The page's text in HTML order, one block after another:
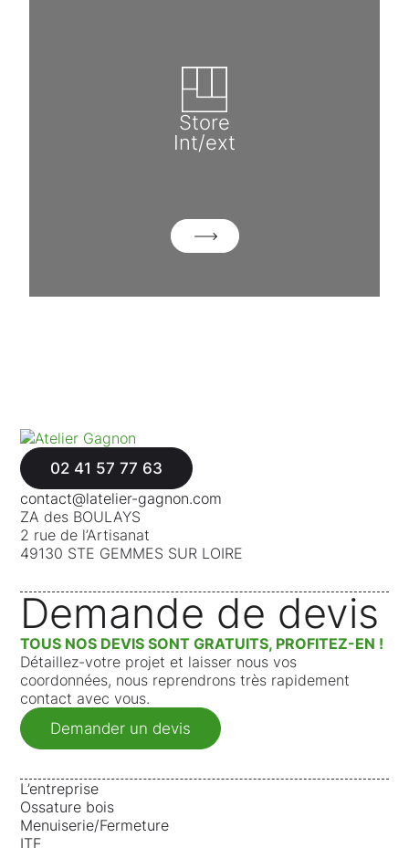
Store
Int/ext
02 41 57 77 63
contact@latelier-gagnon.com
ZA des BOULAYS
2 rue de l’Artisanat
49130 STE GEMMES SUR LOIRE
Demande de devis
TOUS NOS DEVIS SONT GRATUITS, PROFITEZ-EN !
Détaillez-votre projet et laisser nous vos
coordonnées, nous reprendrons très rapidement
contact avec vous.
Demander un devis
L’entreprise
Ossature bois
Menuiserie/Fermeture
ITE